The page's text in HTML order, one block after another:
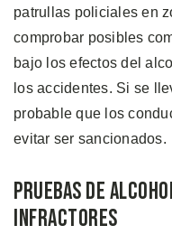
patrullas policiales en
comprobar posibles
bajo los efectos del
los accidentes. Si se
probable que los
evitar ser sancionados.
Pruebas de
Infractores